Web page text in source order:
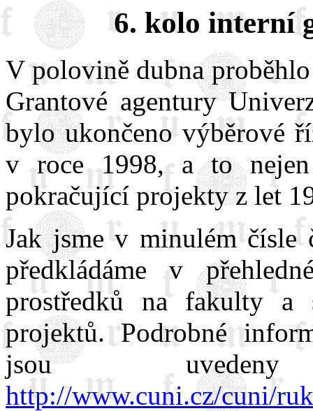
6. kolo interní
V polovině dubna
Grantové agentury
bylo ukončeno výběrové
v roce 1998, a to
pokračující projekty z let
Jak jsme v minulém
předkládáme v
prostředků na fakulty a
projektů. Podrobné
jsou
http://www.cuni.cz/cuni/